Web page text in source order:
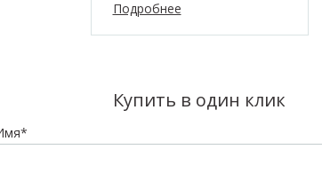
Подробнее
Купить в один клик